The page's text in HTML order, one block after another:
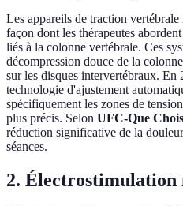
Les appareils de traction
façon dont les thérapeutes
liés à la colonne vertébrale. Ces
décompression douce de la
sur les disques intervertébraux.
technologie d'ajustement
spécifiquement les zones de
plus précis. Selon UFC-Que
réduction significative de la
séances.
2. Électrostimulation